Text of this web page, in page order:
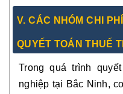
V. CÁC NHÓM CHI
QUYẾT TOÁN THUẾ
Trong quá trình
nghiệp tại Bắc Ninh,